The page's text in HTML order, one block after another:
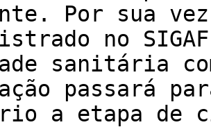
Por sua
no
sanitária
passará
a etapa de